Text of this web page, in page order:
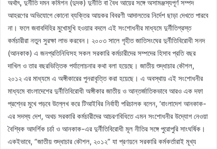
অর্থাৎ, দুর্নীতি দমন কমিশন (দুদক) দুর্নীতি বা বৈধ আয়ের সঙ্গে অসামঞ্জস্যপূর্ণ সম্পদ
আহরণের অভিযোগে কোনো ব্যক্তির আয়কর বিবরণী আদালতের নির্দেশ ছাড়া দেখতে পারবে
না। ফলে জবাবদিহির মুখোমুখি হওয়ার বদলে এই সংশোধনীর মাধ্যমে দুর্নীতিগ্রস্ত
কর্মচারীরা নতুন সুরক্ষা লাভ করবেন। ২০০৩ সালে গৃহীত জাতিসংঘের দুর্নীতিবিরোধী সনদ
(আনকাক) এ জনপ্রতিনিধিসহ সকল সরকারি কর্মচারীদের সম্পদের হিসাব প্রতি বছর
দাখিল ও তার বছরভিত্তিক পর্যালোচনার কথা বলা হয়েছে। জাতীয় শুদ্ধাচার কৌশল,
২০১২ এর মাধ্যমে এ অঙ্গীকারের পুনরাবৃত্তি করা হয়েছে। এ অবস্থায় এই সংশোধনীর
মাধ্যমে বাংলাদেশের দুর্নীতিবিরোধী অঙ্গীকার জাতীয় ও আন্তর্জাতিকভাবে আরও এক দফা
প্রশ্নের মুখে পড়বে উল্লেখ করে টিআইবির নির্বাহী পরিচালক বলেন, ‘বাংলাদেশ আনকাক-
এর সদস্য দেশ, অথচ সরকারি কর্মচারীদের আচরণবিধিতে এমন সংশোধনীর উদ্যোগ নেওয়া
বৈশ্বিক আদর্শিক চর্চা ও আনকাক-এর দুর্নীতিবিরোধী মূল নীতির সঙ্গে পুরোপুরি সাংঘর্ষিক।
একইভাবে, “জাতীয় শুদ্ধাচার কৌশল, ২০১২” যা প্রণয়নে সরকারি কর্মকর্তারাই মূখ্য